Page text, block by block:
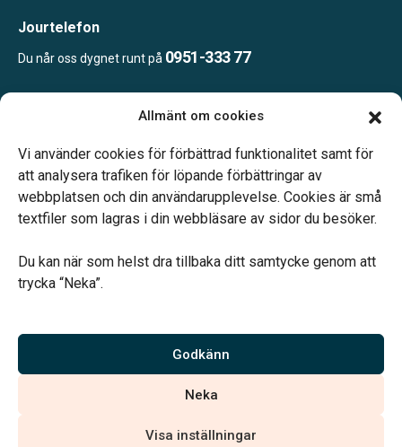
Allmänt om cookies
Vi använder cookies för förbättrad funktionalitet samt för
att analysera trafiken för löpande förbättringar av
webbplatsen och din användarupplevelse. Cookies är små
textfiler som lagras i din webbläsare av sidor du besöker.
Du kan när som helst dra tillbaka ditt samtycke genom att
trycka “Neka”.
Godkänn
Neka
Visa inställningar
Jourtelefon
Du når oss dygnet runt på 0951-333 77
Ring eller mejla oss för att boka en tid.
Vårt systerbolag Verahill hjälper dig med familjejuridiken –
Vi är auktoriserade av Sveriges Begravningsbyråers Förbund och
har högt ställda krav på utbildning, kvalitet, miljö och arbetsmiljö.